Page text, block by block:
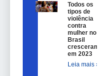
Todos os
tipos de
violência
contra
mulher no
Brasil
cresceram
em 2023
Leia mais »